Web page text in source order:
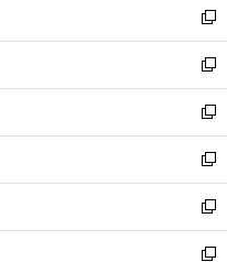
く
で
開
く
ド
ウ
で
開
く
ィ
ン
ド
ウ
で
開
く
新
し
い
ウ
ィ
ン
ド
ウ
で
開
く
新
し
い
ウ
ィ
ン
ド
ウ
で
新
し
い
ウ
ィ
ン
ド
新
し
い
ウ
ィ
新
し
い